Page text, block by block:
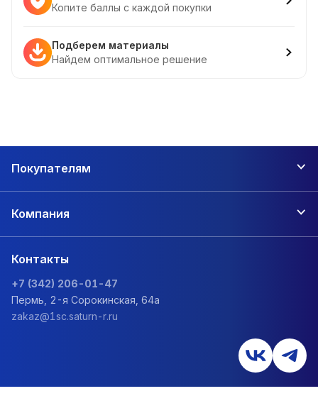
Копите баллы с каждой покупки
Подберем материалы
Найдем оптимальное решение
Покупателям
Компания
Контакты
+7 (342) 206-01-47
Пермь, 2-я Сорокинская, 64а
zakaz@1sc.saturn-r.ru